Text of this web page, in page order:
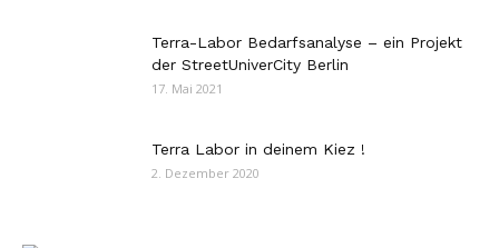
Terra-Labor Bedarfsanalyse – ein Projekt
der StreetUniverCity Berlin
17. Mai 2021
Terra Labor in deinem Kiez !
2. Dezember 2020